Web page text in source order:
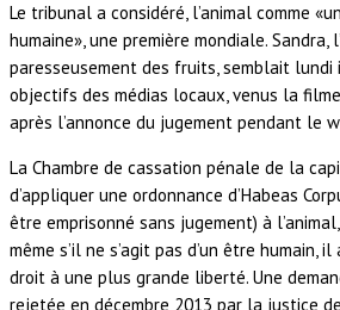
Le tribunal a considéré, l’animal comme
humaine», une première mondiale.
paresseusement des fruits, semblait lundi
objectifs des médias locaux, venus la
après l’annonce du jugement pendant le
La Chambre de cassation pénale de la
d’appliquer une ordonnance d’Habeas
être emprisonné sans jugement) à
même s’il ne s’agit pas d’un être humain,
droit à une plus grande liberté. Une
rejetée en décembre 2013 par la justice